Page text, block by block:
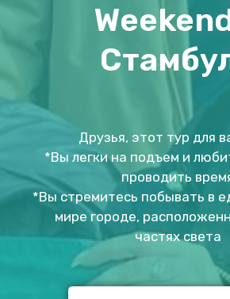
Друзья, этот тур для
*Вы легки на подъем и
проводить
*Вы стремитесь побывать в
мире городе,
частях света